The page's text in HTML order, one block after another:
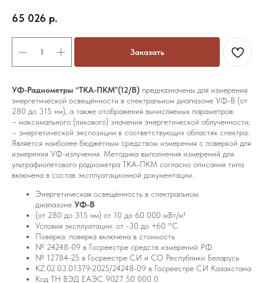
65 026 р.
Заказать
УФ-Радиометры “ТКА-ПКМ”(12/B) предназначены для измерения
энергетической освещённости в спектральном диапазоне УФ-B (от
280 до 315 нм), а также отображения вычисляемых параметров:
– максимального (пикового) значения энергетической облученности;
– энергетической экспозиции в соответствующих областях спектра.
Является наиболее бюджетным средством измерения с поверкой для
измерения УФ-излучения. Методика выполнения измерений для
ультрафиолетового радиометра ТКА-ПКМ согласно описания типа
включена в состав эксплуатационной документации.
Энергетическая освещённость в спектральном
диапазоне УФ-B
(от 280 до 315 нм) от 10 до 60 000 мВт/м²
Условия эксплуатации: от -30 до +60 °С
Поверка: поверка включена в стоимость
№ 24248-09 в Госреестре средств измерений РФ
№ 12784-25 в Госреестре СИ и СО Республики Беларусь
KZ.02.03.01379-2025/24248-09 в Госреестре СИ Казахстана
Код ТН ВЭД ЕАЭС 9027 50 000 0